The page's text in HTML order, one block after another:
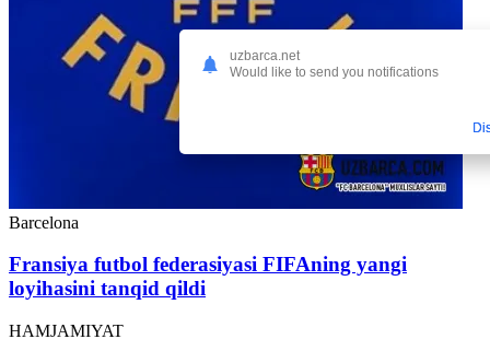
Barcelona
Fransiya futbol federasiyasi FIFAning yangi
loyihasini tanqid qildi
HAMJAMIYAT
uzbarca.net
Would like to send you notifications